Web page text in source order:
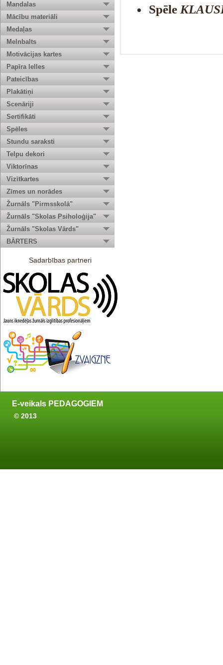
Mandalas
Mācību materiāli
Medaļas
Melnbalts
Motivācijas kartes
Papīra lelles
Pateicības
Plakātiņi
Scenāriji
Sertifikāti
Spēles
Stundu saraksti
Telpu dekori
Viktorīnas
Vizītkartes
Zīmes un norādes
Žurnāls "Pirmsskolā"
Žurnāls "Skolas Psiholoģija"
Žurnāls "Skolas Vārds"
BĀRTERS
Sadarbības partneri
Spēle
E-veikals PEDAGOGIEM
© 2013